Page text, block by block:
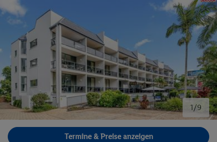
1/9
Bild 1 von 9.
Termine & Preise anzeigen